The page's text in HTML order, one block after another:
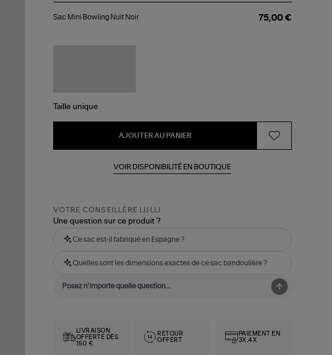
Mini
Sac Mini Bowling Nuit Noir 75,00 €
Taille unique
AJOUTER AU PANIER
VOIR DISPONIBILITÉ EN BOUTIQUE
VOTRE CONSEILLÈRE LULLI
Une question sur ce produit ?
Ce sac est-il fabriqué en Espagne ?
Quelles sont les dimensions exactes de ce sac bandoulière ?
LIVRAISON
OFFERTE DÈS
150 €
RETOUR
OFFERT
PAIEMENT EN
3X,4X